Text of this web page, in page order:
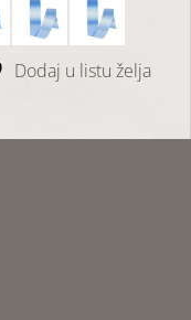
Dodaj u listu želja